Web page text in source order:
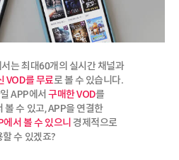
는 최대60개의 실시간 채널과
VOD를 무료로 볼 수 있습니다.
APP에서구매한 VOD를
볼 수 있고, APP을 연결한
서 볼 수 있으니 경제적으로
할 수 있겠죠?